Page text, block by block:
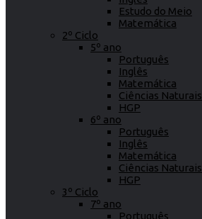
Estudo do Meio
Matemática
2º Ciclo
5º ano
Português
Inglês
Matemática
Ciências Naturais
HGP
6º ano
Português
Inglês
Matemática
Ciências Naturais
HGP
3º Ciclo
7º ano
Português